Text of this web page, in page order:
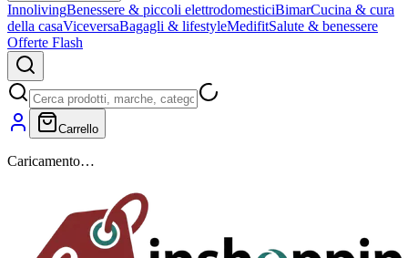
InnolivingBenessere & piccoli elettrodomesticiBimarCucina & cura
della casaViceversaBagagli & lifestyleMedifitSalute & benessere
Offerte Flash
Carrello
Caricamento…